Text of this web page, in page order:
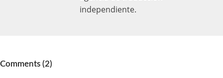
independiente.
Comments (2)